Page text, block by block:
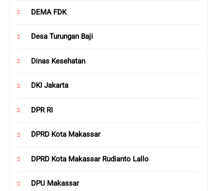
DEMA FDK
Desa Turungan Baji
Dinas Kesehatan
DKI Jakarta
DPR RI
DPRD Kota Makassar
DPRD Kota Makassar Rudianto Lallo
DPU Makassar